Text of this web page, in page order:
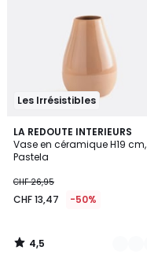
Les Irrésistibles
LA REDOUTE INTERIEURS
Vase en céramique H19 cm,
Pastela
CHF 26,95
CHF 13,47 -50%
4,5
/ 5
3
Couleurs
4,5
/